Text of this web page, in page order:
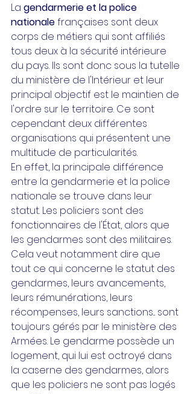
La gendarmerie et la police
nationale françaises sont deux
corps de métiers qui sont affiliés
tous deux à la sécurité intérieure
du pays. Ils sont donc sous la tutelle
du ministère de l'Intérieur et leur
principal objectif est le maintien de
l'ordre sur le territoire. Ce sont
cependant deux différentes
organisations qui présentent une
multitude de particularités.
En effet, la principale différence
entre la gendarmerie et la police
nationale se trouve dans leur
statut. Les policiers sont des
fonctionnaires de l'État, alors que
les gendarmes sont des militaires.
Cela veut notamment dire que
tout ce qui concerne le statut des
gendarmes, leurs avancements,
leurs rémunérations, leurs
récompenses, leurs sanctions... sont
toujours gérés par le ministère des
Armées. Le gendarme possède un
logement, qui lui est octroyé dans
la caserne des gendarmes, alors
que les policiers ne sont pas logés